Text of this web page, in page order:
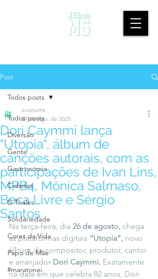
Post
Todos posts
Diversão
Gente
Gastronomia
Cidades
D'Thales
Solidariedade
Cores da Vida
Papo de Mãe
#maratonei
Todos posts
Dori Caymmi lança
"Utopia", álbum de
canções autorais, com as
participações de Ivan Lins,
MPB4, Mônica Salmaso,
Boca Livre e Sérgio
Santos
eusoums
27 de ago. de 2025
Na terça-feira, dia 26 de agosto, chega
às plataformas digitais “Utopia”, novo
álbum do compositor, produtor, cantor
e arranjador Dori Caymmi. Exatamente
na data em que celebra 82 anos, Dori